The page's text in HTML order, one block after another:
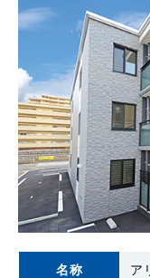
名称 ア